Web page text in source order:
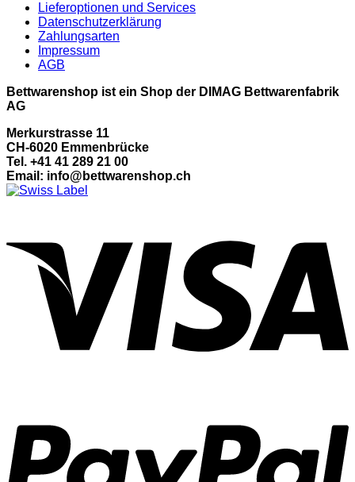
Lieferoptionen und Services
Datenschutzerklärung
Zahlungsarten
Impressum
AGB
Bettwarenshop ist ein Shop der DIMAG Bettwarenfabrik
AG
Merkurstrasse 11
CH-6020 Emmenbrücke
Tel. +41 41 289 21 00
Email: info@bettwarenshop.ch